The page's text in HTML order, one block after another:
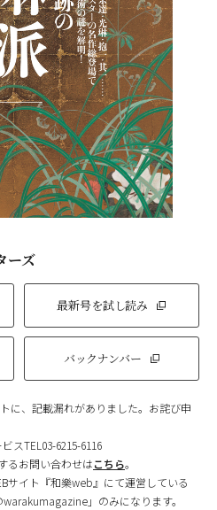
ーズ
最新号を試し読み
バックナンバー
に、記載漏れがありました。お詫び申
スTEL03-6215-6116
るお問い合わせはこちら。
サイト『和樂web』にて運営している
」のみになります。